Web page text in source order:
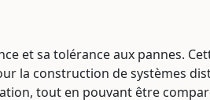
et sa tolérance aux pannes.
la construction de systèmes
tout en pouvant être